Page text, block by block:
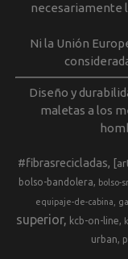
necesariamente
Ni la Unión
Diseño y
maletas a los
#fibrasrecicladas
bolso-bandolera bolso-
equipaje-de-cabina
superior
kcb-on-line
urban